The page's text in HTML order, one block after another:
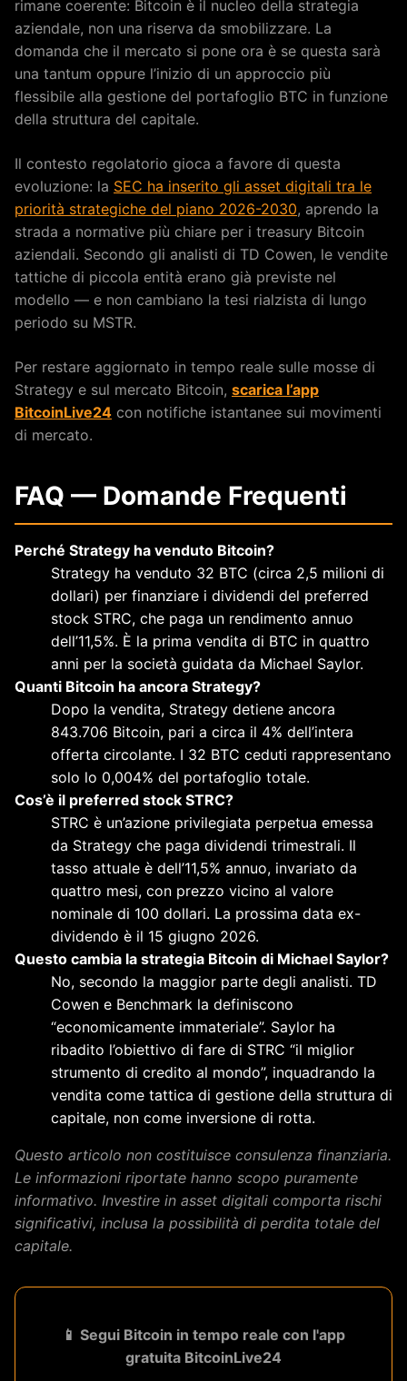
rimane coerente: Bitcoin è il nucleo della strategia
aziendale, non una riserva da smobilizzare. La
domanda che il mercato si pone ora è se questa sarà
una tantum oppure l’inizio di un approccio più
flessibile alla gestione del portafoglio BTC in funzione
della struttura del capitale.
Il contesto regolatorio gioca a favore di questa
evoluzione: la SEC ha inserito gli asset digitali tra le
priorità strategiche del piano 2026-2030, aprendo la
strada a normative più chiare per i treasury Bitcoin
aziendali. Secondo gli analisti di TD Cowen, le vendite
tattiche di piccola entità erano già previste nel
modello — e non cambiano la tesi rialzista di lungo
periodo su MSTR.
Per restare aggiornato in tempo reale sulle mosse di
Strategy e sul mercato Bitcoin, scarica l’app
BitcoinLive24 con notifiche istantanee sui movimenti
di mercato.
FAQ — Domande Frequenti
Perché Strategy ha venduto Bitcoin?
Strategy ha venduto 32 BTC (circa 2,5 milioni di
dollari) per finanziare i dividendi del preferred
stock STRC, che paga un rendimento annuo
dell’11,5%. È la prima vendita di BTC in quattro
anni per la società guidata da Michael Saylor.
Quanti Bitcoin ha ancora Strategy?
Dopo la vendita, Strategy detiene ancora
843.706 Bitcoin, pari a circa il 4% dell’intera
offerta circolante. I 32 BTC ceduti rappresentano
solo lo 0,004% del portafoglio totale.
Cos’è il preferred stock STRC?
STRC è un’azione privilegiata perpetua emessa
da Strategy che paga dividendi trimestrali. Il
tasso attuale è dell’11,5% annuo, invariato da
quattro mesi, con prezzo vicino al valore
nominale di 100 dollari. La prossima data ex-
dividendo è il 15 giugno 2026.
Questo cambia la strategia Bitcoin di Michael Saylor?
No, secondo la maggior parte degli analisti. TD
Cowen e Benchmark la definiscono
“economicamente immateriale”. Saylor ha
ribadito l’obiettivo di fare di STRC “il miglior
strumento di credito al mondo”, inquadrando la
vendita come tattica di gestione della struttura di
capitale, non come inversione di rotta.
Questo articolo non costituisce consulenza finanziaria.
Le informazioni riportate hanno scopo puramente
informativo. Investire in asset digitali comporta rischi
significativi, inclusa la possibilità di perdita totale del
capitale.
📱 Segui Bitcoin in tempo reale con l'app
gratuita BitcoinLive24